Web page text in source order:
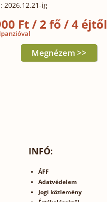
2026.12.21-ig
Ft / 2 fő / 4 éjtől
Megnézem >>
INFÓ:
ÁFF
Adatvédelem
Jogi közlemény